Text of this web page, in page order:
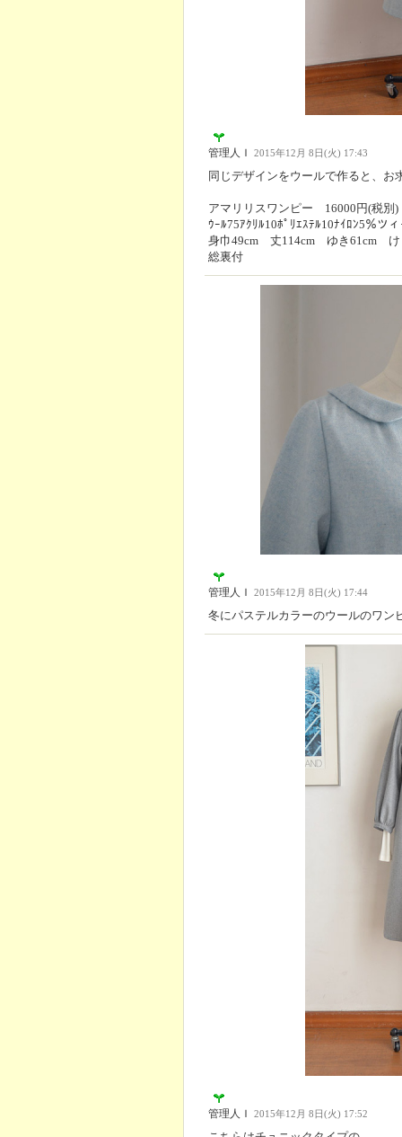
管理人Ｉ 2015年12月 8日(火) 17:43
同じデザインをウールで作ると、お
アマリリスワンピー 16000円(税別)
ｳｰﾙ75ｱｸﾘﾙ10ﾎﾟﾘｴｽﾃﾙ10ﾅｲﾛﾝ5％ツ
身巾49cm 丈114cm ゆき61cm け
総裏付
管理人Ｉ 2015年12月 8日(火) 17:44
冬にパステルカラーのウールのワン
管理人Ｉ 2015年12月 8日(火) 17:52